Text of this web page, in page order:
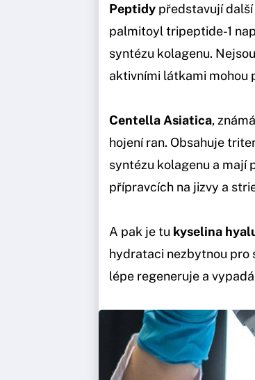
Peptidy představují
palmitoyl tripeptide-1
syntézu kolagenu.
aktivními látkami mohou
Centella Asiatica,
hojení ran. Obsahuje
syntézu kolagenu a mají
přípravcích na jizvy a
A pak je tu kyselina
hydrataci nezbytnou pro
lépe regeneruje a